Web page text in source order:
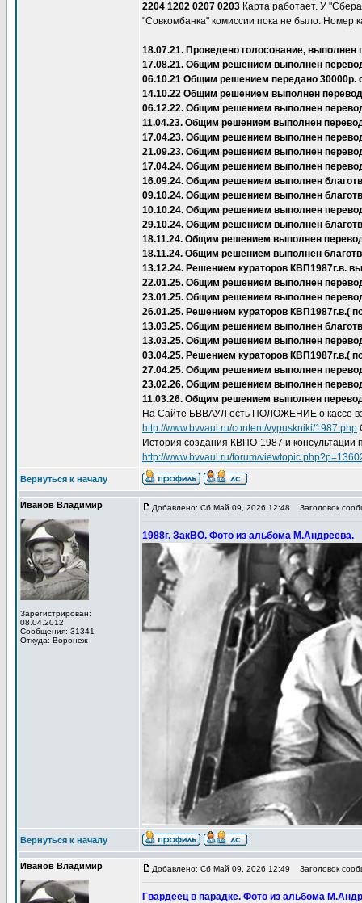
2204 1202 0207 0203 Карта работает. У
"Совкомбанка" комиссии пока не было. Номер
18.07.21. Проведено голосование,
17.08.21. Общим решением выполнен
06.10.21 Общим решением передано 30000р.
14.10.22 Общим решением выполнен
06.12.22. Общим решением выполнен
11.04.23. Общим решением выполнен
17.04.23. Общим решением выполнен
21.09.23. Общим решением выполнен
17.04.24. Общим решением выполнен
16.09.24. Общим решением выполнен
09.10.24. Общим решением выполнен
10.10.24. Общим решением выполнен
29.10.24. Общим решением выполнен
18.11.24. Общим решением выполнен
18.11.24. Общим решением выполнен
13.12.24. Решением кураторов КВП1987г.в.
22.01.25. Общим решением выполнен
23.01.25. Общим решением выполнен
26.01.25. Решением кураторов КВП1987г.в.(
13.03.25. Общим решением выполнен
13.03.25. Общим решением выполнен
03.04.25. Решением кураторов КВП1987г.в.(
27.04.25. Общим решением выполнен
23.02.26. Общим решением выполнен
11.03.26. Общим решением выполнен
На Сайте БВВАУЛ есть ПОЛОЖЕНИЕ о кассе
http://www.bvvaul.ru/content/vypuskniki/1987.php
История создания КВПО-1987 и консультации
http://www.bvvaul.ru/forum/
Вернуться к началу
Иванов Владимир
Зарегистрирован:
08.04.2012
Сообщения: 31341
Откуда: Воронеж
Добавлено: Сб Май 09, 2026 12:48 Заголовок
1988г. ЗакВО. Фото из альбома М.Андреева.
Вернуться к началу
Иванов Владимир Добавлено: Сб Май 09, 2026 12:49 Заголовок
Гвардеец в парадке. Фото из альбома